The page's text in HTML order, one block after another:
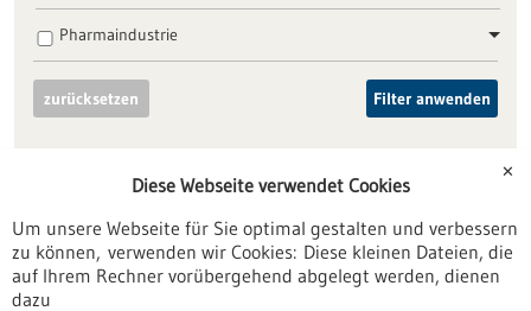
Pharmaindustrie
zurücksetzen Filter anwenden
Nach oben
✕
Diese Webseite verwendet Cookies
Um unsere Webseite für Sie optimal gestalten und verbessern
zu können, verwenden wir Cookies: Diese kleinen Dateien, die
auf Ihrem Rechner vorübergehend abgelegt werden, dienen
dazu